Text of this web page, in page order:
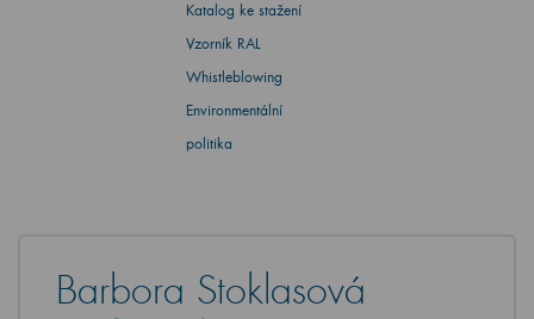
Katalog ke stažení
Vzorník RAL
Whistleblowing
Environmentální
politika
Barbora Stoklasová